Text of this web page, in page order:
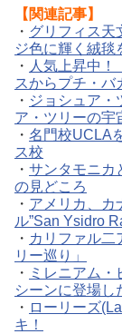
【関連記事】
・ グリフィス
ジ色に輝く絨毯
・ 人気上昇中
スからプチ・バ
・ ジョシュア
ア・ツリーの宇
・ 名門校UCLA
ス校
・ サンタモニ
の見どころ
・ アメリカ、カ
ル”San Ysidro
・ カリファル二
リー巡り」
・ ミレニアム
シーンに登場し
・ ローリーズ
キ！